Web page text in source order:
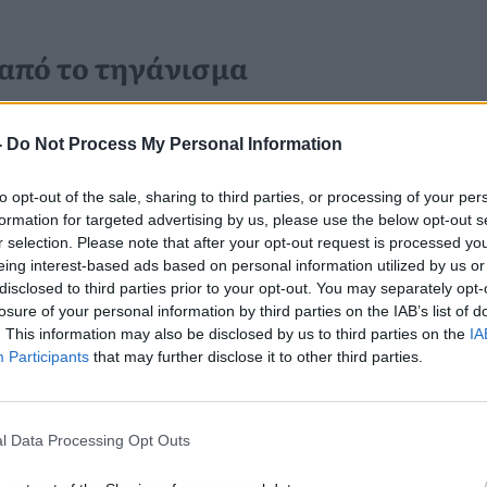
Do Not Process My Personal Information
opt-out of the sale, sharing to third parties, or processing of your
for targeted advertising by us, please use the below opt-out
selection. Please note that after your opt-out request is processed
interest-based ads based on personal information utilized by us
to third parties prior to your opt-out. You may separately
of your personal information by third parties on the IAB’s list of
This information may also be disclosed by us to third parties on the
Participants that may further disclose it to other third parties.
Data Processing Opt Outs
το τηγάνισμα
ποσότητα λιπαρής ύλης,
και οδηγούν σε ξεχωριστά
της τεχνικής μπορεί να
ενός πιάτου.